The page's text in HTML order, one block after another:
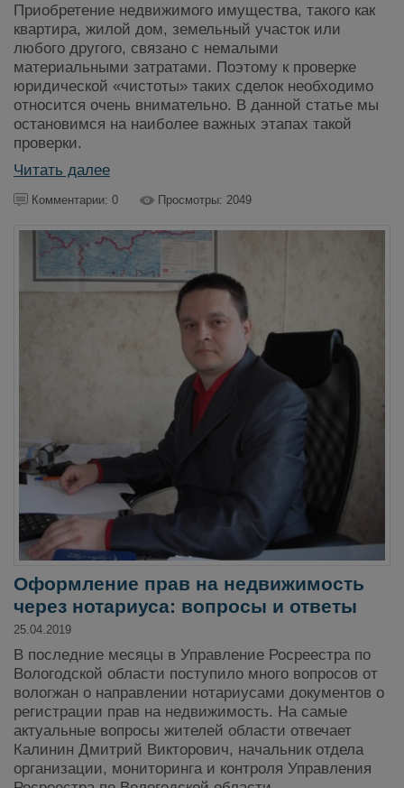
Приобретение недвижимого имущества, такого как
квартира, жилой дом, земельный участок или
любого другого, связано с немалыми
материальными затратами. Поэтому к проверке
юридической «чистоты» таких сделок необходимо
относится очень внимательно. В данной статье мы
остановимся на наиболее важных этапах такой
проверки.
Читать далее
Комментарии: 0 Просмотры: 2049
Оформление прав на недвижимость
через нотариуса: вопросы и ответы
25.04.2019
В последние месяцы в Управление Росреестра по
Вологодской области поступило много вопросов от
вологжан о направлении нотариусами документов о
регистрации прав на недвижимость. На самые
актуальные вопросы жителей области отвечает
Калинин Дмитрий Викторович, начальник отдела
организации, мониторинга и контроля Управления